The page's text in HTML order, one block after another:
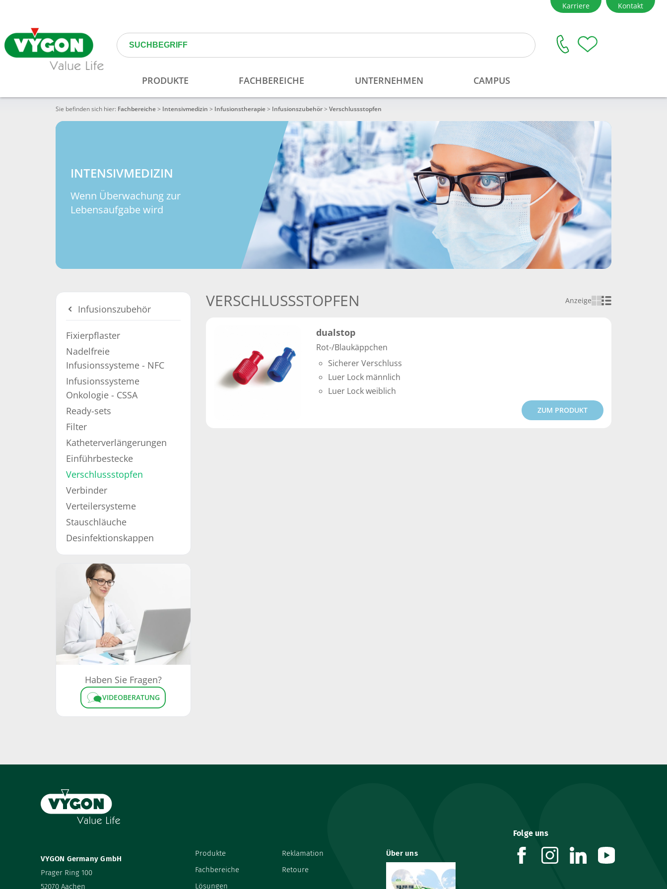
Sie befinden sich hier: Fachbereiche> Intensivmedizin > Infusionstherapie> Infusionszubehör> Verschlussstopfen
INTENSIVMEDIZIN
Wenn Überwachung zur
Lebensaufgabe wird
Infusionszubehör
Fixierpflaster
Nadelfreie
Infusionssysteme - NFC
Infusionssysteme
Onkologie - CSSA
Ready-sets
Filter
Katheterverlängerungen
Einführbestecke
Verschlussstopfen
Verbinder
Verteilersysteme
Stauschläuche
Desinfektionskappen
Haben Sie Fragen?
VIDEOBERATUNG
VERSCHLUSSSTOPFEN Anzeige
dualstop
Rot-/Blaukäppchen
Sicherer Verschluss
Luer Lock männlich
Luer Lock weiblich
ZUM PRODUKT
VYGON Germany GmbH
Prager Ring 100
52070 Aachen
Produkte
Fachbereiche
Lösungen
Reklamation
Retoure
Über uns
Folge uns